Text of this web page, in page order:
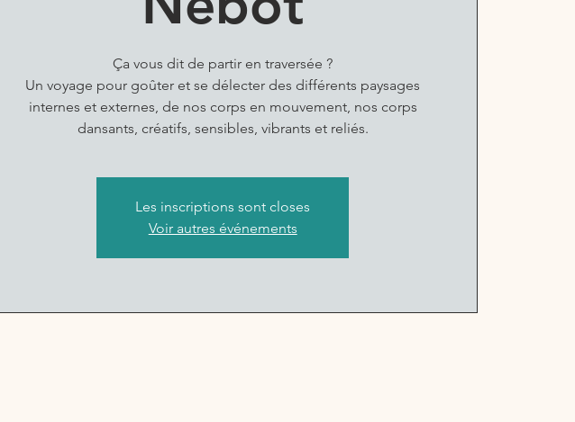
Ça vous dit de partir en traversée ?
Un voyage pour goûter et se délecter des différents paysages
internes et externes, de nos corps en mouvement, nos corps
dansants, créatifs, sensibles, vibrants et reliés.
Les inscriptions sont closes
Voir autres événements